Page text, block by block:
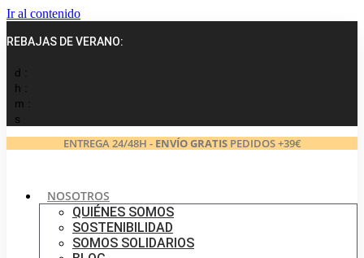
Ir al contenido
REBAJAS DE VERANO:
d :
h :
m :
s
ENTREGA 24/48H - ENVÍO GRATISPEDIDOS +39€
NOSOTROS
QUIÉNES SOMOS
SOSTENIBILIDAD
SOMOS SOLIDARIOS